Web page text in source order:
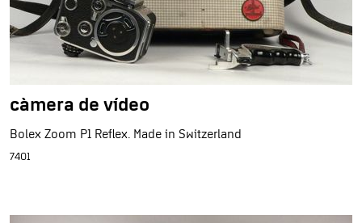
càmera de vídeo
Bolex Zoom P1 Reflex. Made in Switzerland
7401